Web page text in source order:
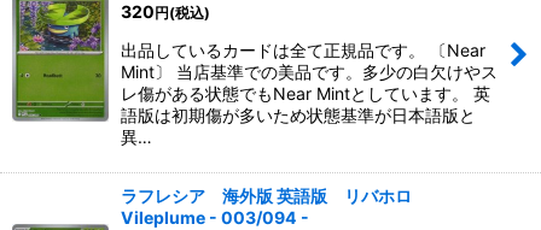
320円(税込)
出品しているカードは全て正規品です。 〔Near
Mint〕 当店基準での美品です。多少の白欠けやス
レ傷がある状態でもNear Mintとしています。 英
語版は初期傷が多いため状態基準が日本語版と
異…
ラフレシア 海外版 英語版 リバホロ
Vileplume - 003/094 -